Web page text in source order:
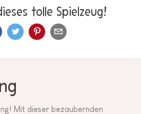
tolle Spielzeug!
Mit dieser bezaubernden